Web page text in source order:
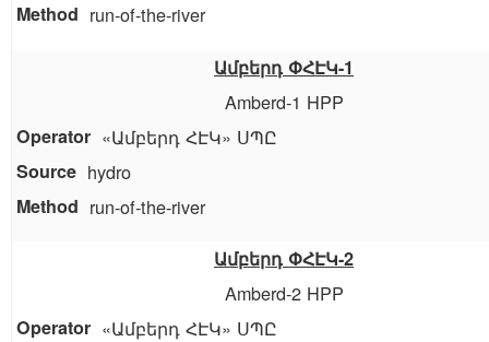
run-of-the-river
Ամբերդ ՓՀԷԿ-1
Amberd-1 HPP
«Ամբերդ ՀԷԿ» ՍՊԸ
hydro
run-of-the-river
Ամբերդ ՓՀԷԿ-2
Amberd-2 HPP
«Ամբերդ ՀԷԿ» ՍՊԸ